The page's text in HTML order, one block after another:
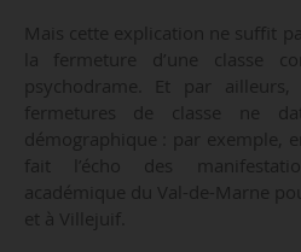
Mais cette explication ne suffit
la fermeture d’une classe
psychodrame. Et par
fermetures de classe ne
démographique : par exemple,
fait l’écho des
académique du Val-de-Marne
et à Villejuif.